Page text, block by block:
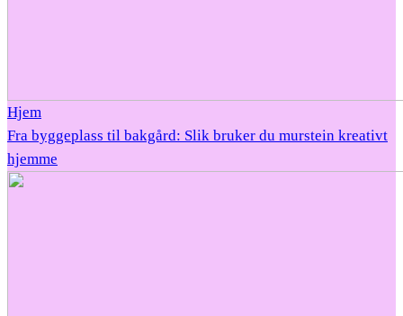
Hjem
Fra byggeplass til bakgård: Slik bruker du murstein kreativt
hjemme